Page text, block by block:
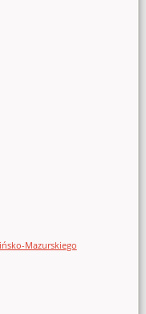
Mazurskiego